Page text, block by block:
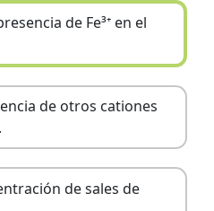
de Fe³⁺ en el
de otros cationes
de sales de